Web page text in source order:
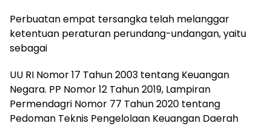
Perbuatan empat tersangka telah melanggar
ketentuan peraturan perundang-undangan, yaitu
sebagai
UU RI Nomor 17 Tahun 2003 tentang Keuangan
Negara. PP Nomor 12 Tahun 2019, Lampiran
Permendagri Nomor 77 Tahun 2020 tentang
Pedoman Teknis Pengelolaan Keuangan Daerah